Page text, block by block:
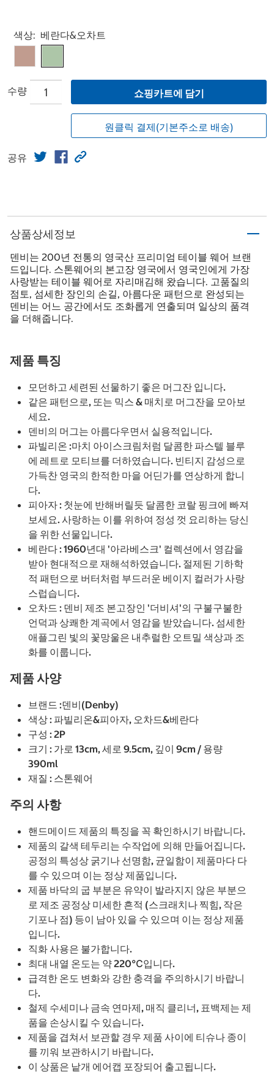
Select product
색상: 베란다&오차트
수량 쇼핑카트에 담기
원클릭 결제(기본주소로 배송)
공유
상품상세정보
덴비는 200년 전통의 영국산 프리미엄 테이블 웨어 브랜
드입니다. 스톤웨어의 본고장 영국에서 영국인에게 가장
사랑받는 테이블 웨어로 자리매김해 왔습니다. 고품질의
점토, 섬세한 장인의 손길, 아름다운 패턴으로 완성되는
덴비는 어느 공간에서도 조화롭게 연출되며 일상의 품격
을 더해줍니다.
제품 특징
모던하고 세련된 선물하기 좋은 머그잔 입니다.
같은 패턴으로, 또는 믹스 & 매치로 머그잔을 모아보
세요.
덴비의 머그는 아름다우면서 실용적입니다.
파빌리온 :마치 아이스크림처럼 달콤한 파스텔 블루
에 레트로 모티브를 더하였습니다. 빈티지 감성으로
가득찬 영국의 한적한 마을 어딘가를 연상하게 합니
다.
피아자 : 첫눈에 반해버릴듯 달콤한 코랄 핑크에 빠져
보세요. 사랑하는 이를 위하여 정성 껏 요리하는 당신
을 위한 선물입니다.
베란다 : 1960년대 '아라베스크' 컬렉션에서 영감을
받아 현대적으로 재해석하였습니다. 절제된 기하학
적 패턴으로 버터처럼 부드러운 베이지 컬러가 사랑
스럽습니다.
오차드 : 덴비 제조 본고장인 '더비셔'의 구불구불한
언덕과 상쾌한 계곡에서 영감을 받았습니다. 섬세한
애플그린 빛의 꽃망울은 내추럴한 오트밀 색상과 조
화를 이룹니다.
제품 사양
브랜드 :덴비(Denby)
색상 : 파빌리온&피아자, 오차드&베란다
구성 : 2P
크기 : 가로 13cm, 세로 9.5cm, 깊이 9cm / 용량
390ml
재질 : 스톤웨어
주의 사항
핸드메이드 제품의 특징을 꼭 확인하시기 바랍니다.
제품의 갈색 테두리는 수작업에 의해 만들어집니다.
공정의 특성상 굵기나 선명함, 균일함이 제품마다 다
를 수 있으며 이는 정상 제품입니다.
제품 바닥의 굽 부분은 유약이 발라지지 않은 부분으
로 제조 공정상 미세한 흔적 (스크래치나 찍힘, 작은
기포나 점) 등이 남아 있을 수 있으며 이는 정상 제품
입니다.
직화 사용은 불가합니다.
최대 내열 온도는 약 220℃입니다.
급격한 온도 변화와 강한 충격을 주의하시기 바랍니
다.
철제 수세미나 금속 연마제, 매직 클리너, 표백제는 제
품을 손상시킬 수 있습니다.
제품을 겹쳐서 보관할 경우 제품 사이에 티슈나 종이
를 끼워 보관하시기 바랍니다.
이 상품은 낱개 에어캡 포장되어 출고됩니다.